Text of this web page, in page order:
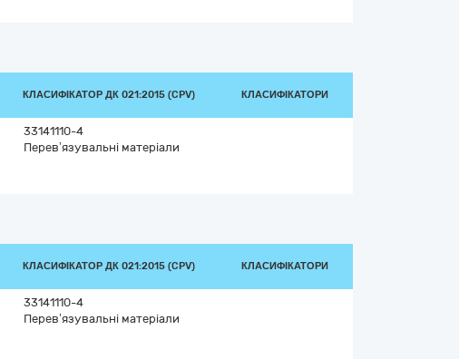
КЛАСИФІКАТОР ДК 021:2015 (CPV) КЛАСИФІКАТОРИ
33141110-4
Перев’язувальні матеріали
КЛАСИФІКАТОР ДК 021:2015 (CPV) КЛАСИФІКАТОРИ
33141110-4
Перев’язувальні матеріали